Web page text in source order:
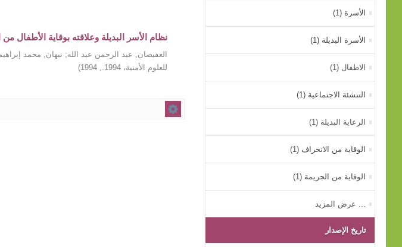
نظام الأسر البديلة وعلاقته بوقاية الأطفال من
العفيصان, عبد الرحمن عبد الله; نبهان, محمد
للعلوم الأمنية، 1994.
,
1994
)
الأسرة (1)
الأسرة البديلة (1)
الاطفال (1)
التنشئة الاجتماعية (1)
الرعاية البديلة (1)
الوقاية من الانحراف (1)
الوقاية من الجريمة (1)
... عرض المزيد
تاريخ الإصدار